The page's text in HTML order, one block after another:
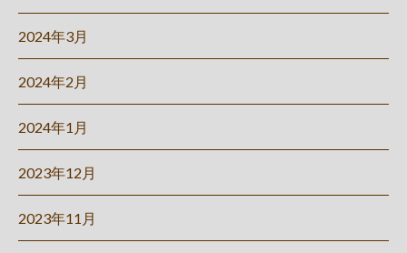
2024年3月
2024年2月
2024年1月
2023年12月
2023年11月